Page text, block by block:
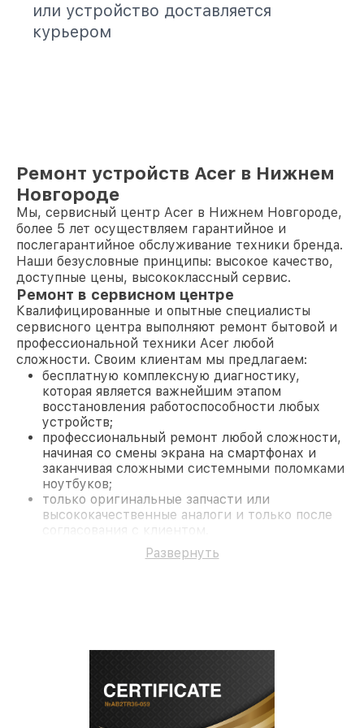
или устройство доставляется
курьером
Ремонт устройств Acer в Нижнем
Новгороде
Мы, сервисный центр Acer в Нижнем Новгороде,
более 5 лет осуществляем гарантийное и
послегарантийное обслуживание техники бренда.
Наши безусловные принципы: высокое качество,
доступные цены, высококлассный сервис.
Ремонт в сервисном центре
Квалифицированные и опытные специалисты
сервисного центра выполняют ремонт бытовой и
профессиональной техники Acer любой
сложности. Своим клиентам мы предлагаем:
бесплатную комплексную диагностику,
которая является важнейшим этапом
восстановления работоспособности любых
устройств;
профессиональный ремонт любой сложности,
начиная со смены экрана на смартфонах и
заканчивая сложными системными поломками
ноутбуков;
только оригинальные запчасти или
высококачественные аналоги и только после
согласования с клиентом.
На все работы и замененные комплектующие
предоставляется длительная гарантия. В случае
современное оборудование и
лицензированное ПО в ремонтно-
диагностических мастерских;
Развернуть